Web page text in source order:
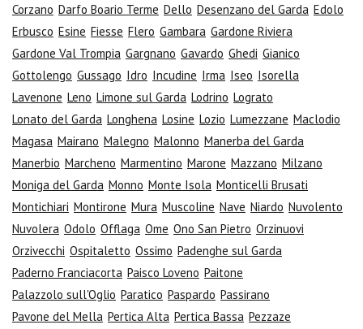
Corzano Darfo Boario Terme Dello Desenzano del Garda Edolo
Erbusco Esine Fiesse Flero Gambara Gardone Riviera
Gardone Val Trompia Gargnano Gavardo Ghedi Gianico
Gottolengo Gussago Idro Incudine Irma Iseo Isorella
Lavenone Leno Limone sul Garda Lodrino Lograto
Lonato del Garda Longhena Losine Lozio Lumezzane Maclodio
Magasa Mairano Malegno Malonno Manerba del Garda
Manerbio Marcheno Marmentino Marone Mazzano Milzano
Moniga del Garda Monno Monte Isola Monticelli Brusati
Montichiari Montirone Mura Muscoline Nave Niardo Nuvolento
Nuvolera Odolo Offlaga Ome Ono San Pietro Orzinuovi
Orzivecchi Ospitaletto Ossimo Padenghe sul Garda
Paderno Franciacorta Paisco Loveno Paitone
Palazzolo sull'Oglio Paratico Paspardo Passirano
Pavone del Mella Pertica Alta Pertica Bassa Pezzaze